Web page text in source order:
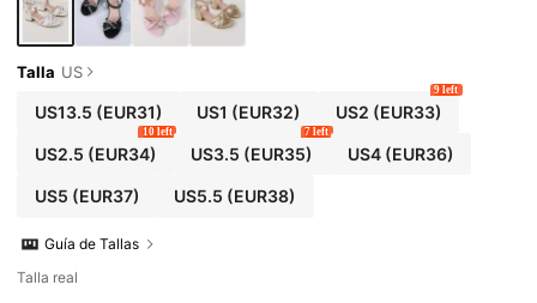
Talla US
US13.5 (EUR31) US1 (EUR32) US2 (EUR33)
9 left
US2.5 (EUR34)
10 left
US3.5 (EUR35)
7 left
US4(EUR36)
US5 (EUR37) US5.5 (EUR38)
Guía de Tallas
Talla real